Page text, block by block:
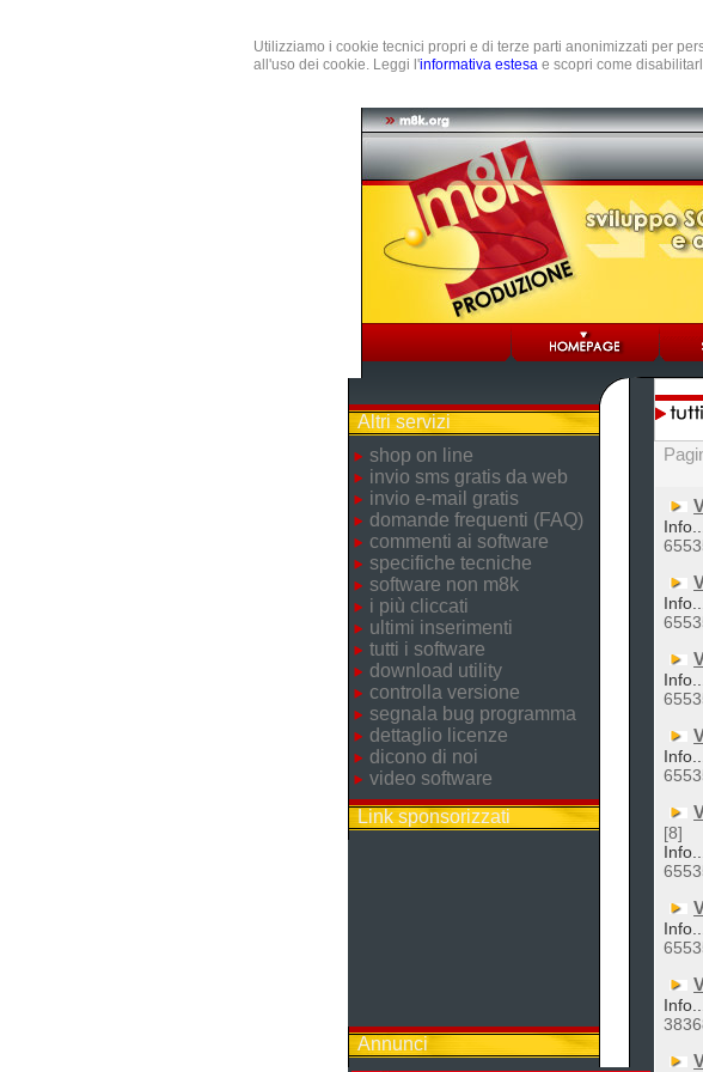
Utilizziamo i cookie tecnici propri e di terze parti anonimizzati per
all'uso dei cookie. Leggi l'informativa estesa e scopri come
Altri servizi
shop on line
invio sms gratis da web
invio e-mail gratis
domande frequenti (FAQ)
commenti ai software
specifiche tecniche
software non m8k
i più cliccati
ultimi inserimenti
tutti i software
download utility
controlla versione
segnala bug programma
dettaglio licenze
dicono di noi
video software
Link sponsorizzati
Annunci
[8]